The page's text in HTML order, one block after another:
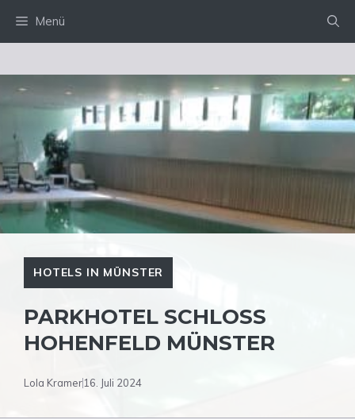
Menü
HOTELS IN MÜNSTER
PARKHOTEL SCHLOSS
HOHENFELD MÜNSTER
Lola Kramer16. Juli 2024